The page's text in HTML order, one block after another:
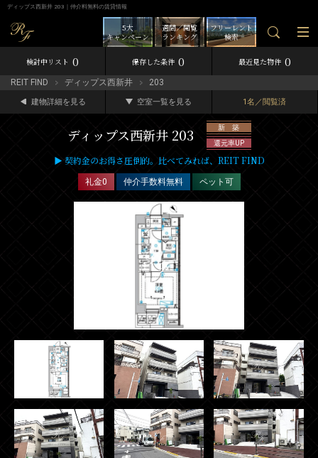
ディップス西新井 203｜仲介料無料の賃貸情報
フリーレント
検索
週間／閲覧
ランキング
5大
キャンペーン
検討中リスト 0 保存した条件 0 最近見た物件 0
REIT FIND ディップス西新井 203
建物詳細を見る 空室一覧を見る 1名／閲覧済
ディップス西新井 203
新 築
還元率UP
▶ 契約金のお得さ圧倒的。比べてみれば、REIT FIND
礼金0 仲介手数料無料 ペット可